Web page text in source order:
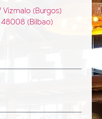
Vizmalo (Burgos)
(Bilbao)